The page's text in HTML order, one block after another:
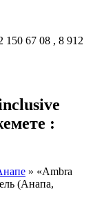
67 08 , 8 912
:
» «Ambra
(Анапа,